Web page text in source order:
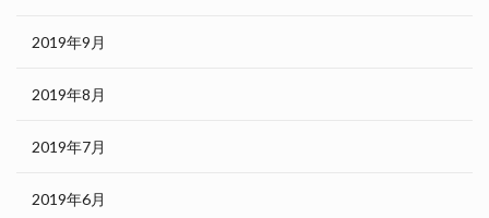
2019年9月
2019年8月
2019年7月
2019年6月